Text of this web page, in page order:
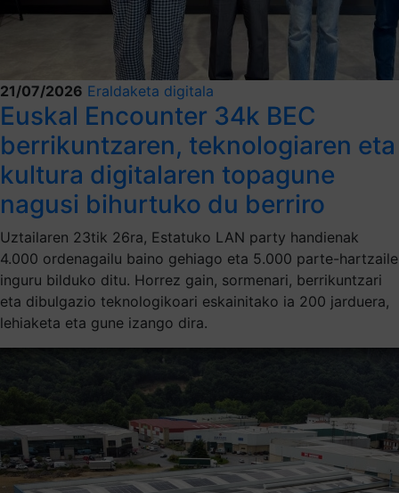
21/07/2026 Eraldaketa digitala
Euskal Encounter 34k BEC
berrikuntzaren, teknologiaren eta
kultura digitalaren topagune
nagusi bihurtuko du berriro
Uztailaren 23tik 26ra, Estatuko LAN party handienak
4.000 ordenagailu baino gehiago eta 5.000 parte-hartzaile
inguru bilduko ditu. Horrez gain, sormenari, berrikuntzari
eta dibulgazio teknologikoari eskainitako ia 200 jarduera,
lehiaketa eta gune izango dira.